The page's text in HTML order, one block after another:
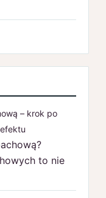
– krok po
to nie